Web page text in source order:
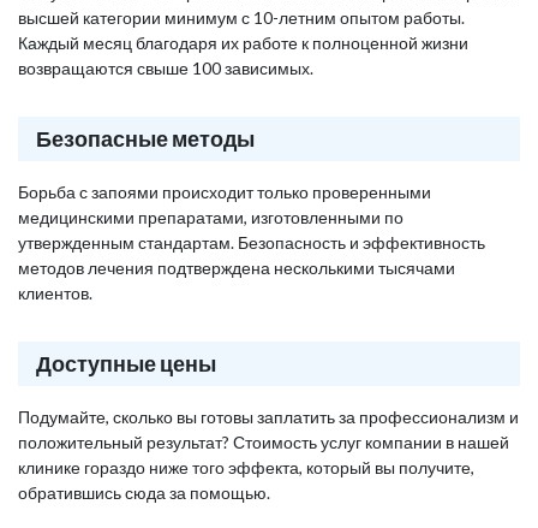
высшей категории минимум с 10-летним опытом работы.
Каждый месяц благодаря их работе к полноценной жизни
возвращаются свыше 100 зависимых.
Безопасные методы
Борьба с запоями происходит только проверенными
медицинскими препаратами, изготовленными по
утвержденным стандартам. Безопасность и эффективность
методов лечения подтверждена несколькими тысячами
клиентов.
Доступные цены
Подумайте, сколько вы готовы заплатить за профессионализм и
положительный результат? Стоимость услуг компании в нашей
клинике гораздо ниже того эффекта, который вы получите,
обратившись сюда за помощью.